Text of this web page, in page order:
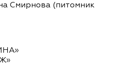
Смирнова (питомник